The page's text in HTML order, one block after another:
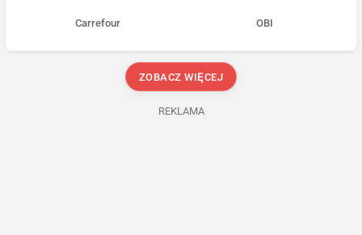
Carrefour OBI
ZOBACZ WIĘCEJ
REKLAMA